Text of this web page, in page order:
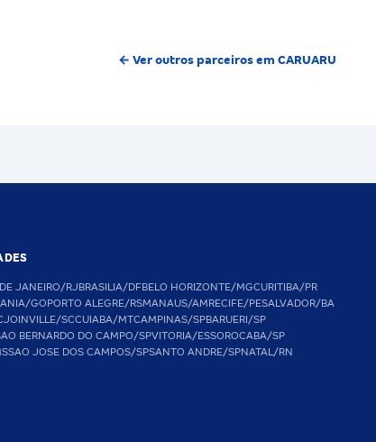
← Ver outros parceiros em CARUARU
JANEIRO/RJBRASILIA/DFBELO HORIZONTE/MGCURITIBA/PR
GOPORTO ALEGRE/RSMANAUS/AMRECIFE/PESALVADOR/BA
JOINVILLE/SCCUIABA/MTCAMPINAS/SPBARUERI/SP
BERNARDO DO CAMPO/SPVITORIA/ESSOROCABA/SP
SAO JOSE DOS CAMPOS/SPSANTO ANDRE/SPNATAL/RN